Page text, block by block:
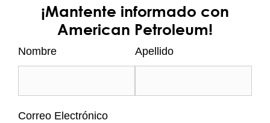
Si buscas más allá de tener dónde almacenar
propios equipos ya sea maquinaria pesada,
indicada para usted.
¡Mantente informado con
American Petroleum!
Nombre Apellido
Correo Electrónico